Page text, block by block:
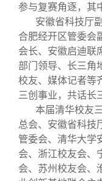
参与复赛角逐，其
安徽省科技厅
合肥经开区管委会
会长、安徽启迪联
部门领导、长三角
校友、媒体记者等
三创事业，共话长
本届清华校友
总会、安徽省科技
管委会、清华大学
会、浙江校友会、
会、苏州校友会、